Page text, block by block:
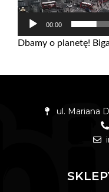
00:00
Dbamy o planetę!
ul. Mariana